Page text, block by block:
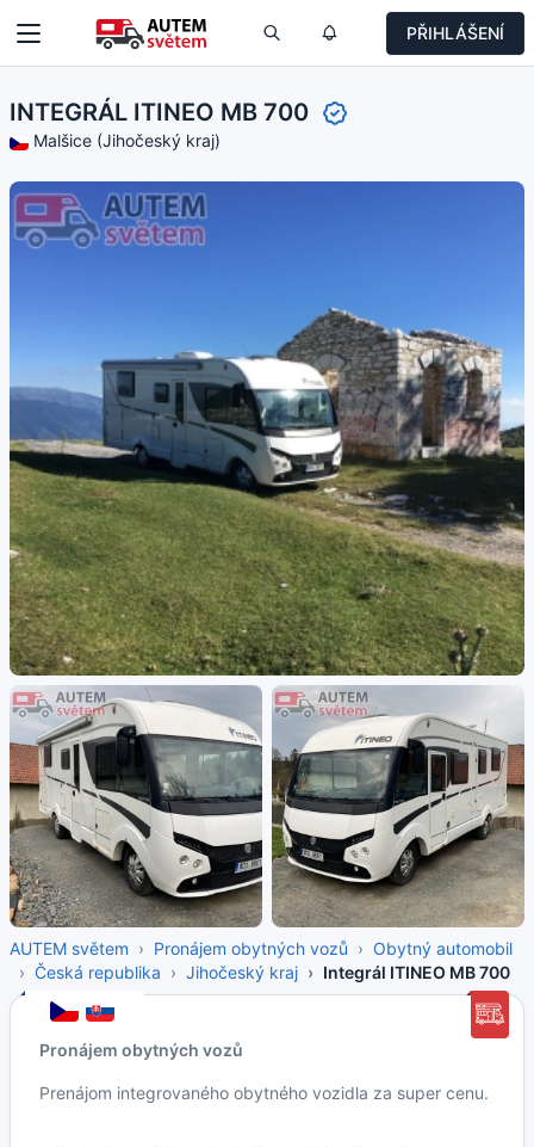
PŘIHLÁŠENÍ
INTEGRÁL ITINEO MB 700
Malšice (Jihočeský kraj)
AUTEM světem Pronájem obytných vozů
Obytný automobil
Česká republika
Jihočeský kraj Integrál ITINEO MB 700
Pronájem obytných vozů
Prenájom integrovaného obytného vozidla za super cenu.